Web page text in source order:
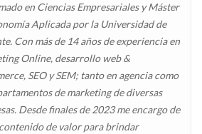
en Ciencias Empresariales y Máster
Aplicada por la Universidad de
Con más de 14 años de experiencia en
Online, desarrollo web &
SEO y SEM; tanto en agencia como
de marketing de diversas
Desde finales de 2023 me encargo de
de valor para brindar